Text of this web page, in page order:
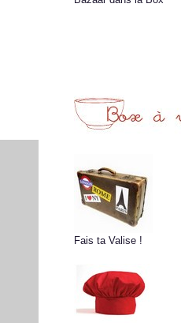
Fais ta Valise !